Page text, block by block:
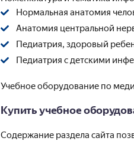
Нормальная анатомия
Анатомия центральной
Педиатрия, здоровый
Педиатрия с детскими
Учебное оборудование по
Купить учебное
Содержание раздела сайта